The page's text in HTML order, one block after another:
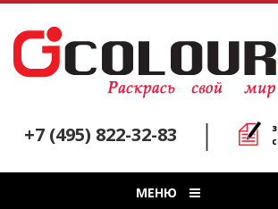
+7 (495) 822-32-83
МЕНЮ